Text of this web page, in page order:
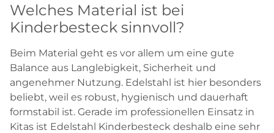
Welches Material ist bei
Kinderbesteck sinnvoll?
Beim Material geht es vor allem um eine gute
Balance aus Langlebigkeit, Sicherheit und
angenehmer Nutzung. Edelstahl ist hier besonders
beliebt, weil es robust, hygienisch und dauerhaft
formstabil ist. Gerade im professionellen Einsatz in
Kitas ist Edelstahl Kinderbesteck deshalb eine sehr